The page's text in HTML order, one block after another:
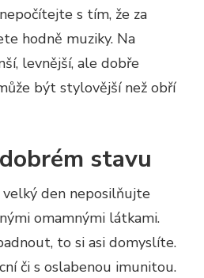
s tím, že za
hodně muziky. Na
levnější, ale dobře
být stylovější než obří
stavu
velký den neposilňujte
omamnými látkami.
to si asi domyslíte.
či s oslabenou imunitou.